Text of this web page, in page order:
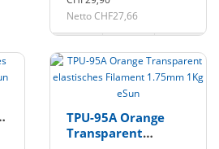
Netto CHF27,66
TPU-95A Orange
Transparent